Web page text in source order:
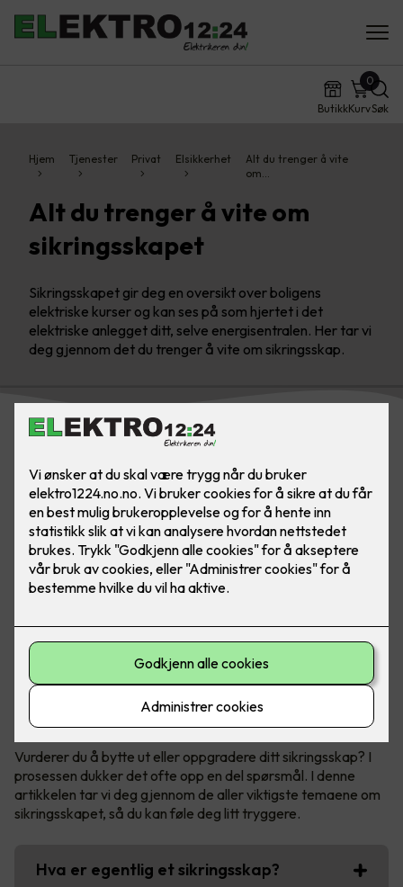
ButikkKurv
0
Søk
Hjem Tjenester Privat Elsikkerhet
Alt du trenger å vite
om…
Alt du trenger å vite om
sikringsskapet
Sikringsskapet gir deg en oversikt over boligens
elektriske kurser og kan ses på som hjertet i det
elektriske anlegget ditt, selve energisentralen. Her tar vi
deg gjennom det du trenger å vite om sikringsskap.
Få full kontroll over ditt sikringsskap
Vurderer du å bytte ut eller oppgradere ditt sikringsskap? I
prosessen dukker det ofte opp en del spørsmål. I denne
artikkelen tar vi deg gjennom de aller viktigste temaene om
sikringsskapet, så du kan føle deg litt tryggere.
Hva er egentlig et sikringsskap?